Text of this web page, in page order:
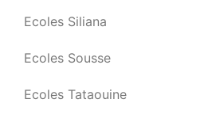
Ecoles Siliana
Ecoles Sousse
Ecoles Tataouine